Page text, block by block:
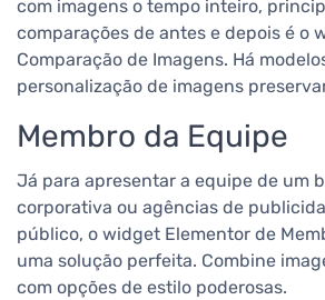
com imagens o tempo inteiro,
comparações de antes e depois é o
Comparação de Imagens. Há
personalização de imagens
Membro da Equipe
Já para apresentar a equipe de um
corporativa ou agências de
público, o widget Elementor de
uma solução perfeita. Combine
com opções de estilo poderosas.